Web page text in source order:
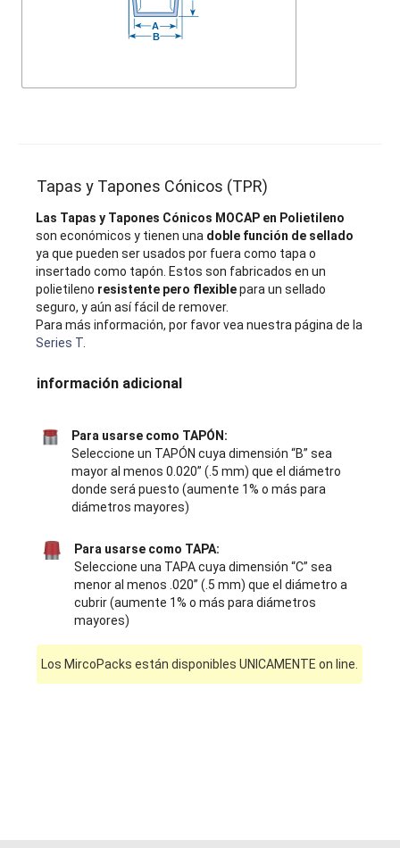
Tapas y Tapones Cónicos (TPR)
Las Tapas y Tapones Cónicos MOCAP en Polietileno
son económicos y tienen una doble función de sellado
ya que pueden ser usados por fuera como tapa o
insertado como tapón. Estos son fabricados en un
polietileno resistente pero flexiblepara un sellado
seguro, y aún así fácil de remover.
Para más información, por favor vea nuestra página de la
Series T
información adicional
Para usarse como TAPÓN:
Seleccione un TAPÓN cuya dimensión “B” sea
mayor al menos 0.020” (.5 mm) que el diámetro
donde será puesto (aumente 1% o más para
diámetros mayores)
Para usarse como TAPA:
Seleccione una TAPA cuya dimensión “C” sea
menor al menos .020” (.5 mm) que el diámetro a
cubrir (aumente 1% o más para diámetros
mayores)
Los MircoPacks están disponibles UNICAMENTE on line.